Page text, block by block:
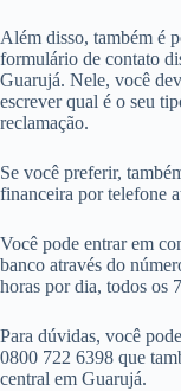
Além disso, também é
formulário de contato
Guarujá. Nele, você
escrever qual é o seu
reclamação.
Se você preferir,
financeira por telefone
Você pode entrar em
banco através do
horas por dia, todos os
Para dúvidas, você
0800 722 6398 que
central em Guarujá.